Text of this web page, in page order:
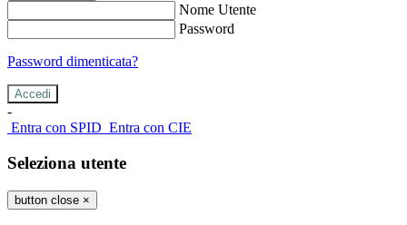
Nome Utente
Password
Password dimenticata?
-
Entra con SPID Entra con CIE
Seleziona utente
button close ×